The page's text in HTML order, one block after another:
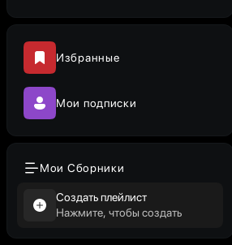
Избранные
Мои подписки
Мои Сборники
Создать плейлист
Нажмите, чтобы создать